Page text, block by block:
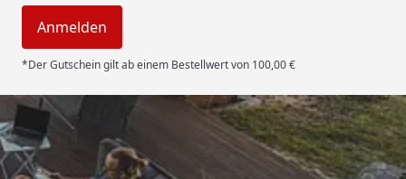
Anmelden
*Der Gutschein gilt ab einem Bestellwert von 100,00 €
Trusted Shops